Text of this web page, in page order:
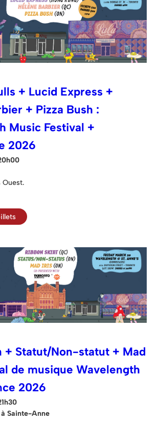
+ Lucid Express +
+ Pizza Bush :
Music Festival +
2026
Ouest.
+ Statut/Non-statut + Mad
de musique Wavelength
2026
Sainte-Anne